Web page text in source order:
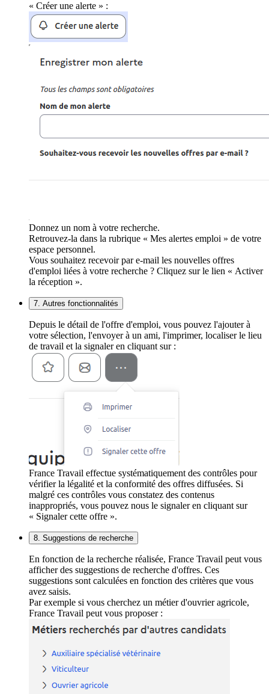
« Créer une alerte » :
Donnez un nom à votre recherche.
Retrouvez-la dans la rubrique « Mes alertes emploi » de votre
espace personnel.
Vous souhaitez recevoir par e-mail les nouvelles offres
d'emploi liées à votre recherche ? Cliquez sur le lien « Activer
la réception ».
7. Autres fonctionnalités
Depuis le détail de l'offre d'emploi, vous pouvez l'ajouter à
votre sélection, l'envoyer à un ami, l'imprimer, localiser le lieu
de travail et la signaler en cliquant sur :
France Travail effectue systématiquement des contrôles pour
vérifier la légalité et la conformité des offres diffusées. Si
malgré ces contrôles vous constatez des contenus
inappropriés, vous pouvez nous le signaler en cliquant sur
« Signaler cette offre ».
8. Suggestions de recherche
En fonction de la recherche réalisée, France Travail peut vous
afficher des suggestions de recherche d'offres. Ces
suggestions sont calculées en fonction des critères que vous
avez saisis.
Par exemple si vous cherchez un métier d'ouvrier agricole,
France Travail peut vous proposer :